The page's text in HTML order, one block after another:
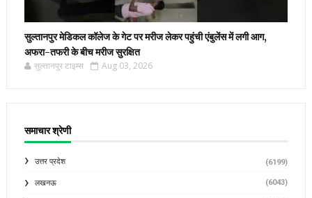
सुल्तानपुर मेडिकल कॉलेज के गेट पर मरीज लेकर पहुंची एंबुलेंस में लगी आग,
अफरा-तफरी के बीच मरीज सुरक्षित
सुल्तानपुर टाइम्स Aug 03, 2026
समाचार श्रेणी
उत्तर प्रदेश (6199)
लखनऊ (6043)